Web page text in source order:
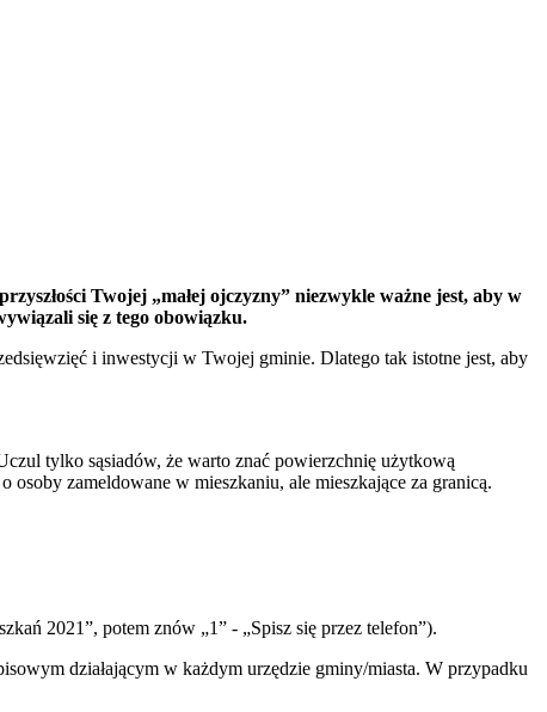
Twojej „małej ojczyzny” niezwykle ważne jest, aby w
się z tego obowiązku.
i inwestycji w Twojej gminie. Dlatego tak istotne jest, aby
tylko sąsiadów, że warto znać powierzchnię użytkową
zameldowane w mieszkaniu, ale mieszkające za granicą.
2021”, potem znów „1” - „Spisz się przez telefon”).
działającym w każdym urzędzie gminy/miasta. W przypadku